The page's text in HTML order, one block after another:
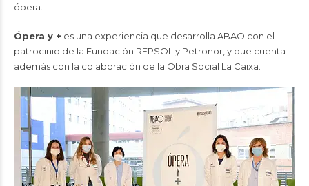
ópera.
Ópera y + es una experiencia que desarrolla ABAO con el
patrocinio de la Fundación REPSOL y Petronor, y que cuenta
además con la colaboración de la Obra Social La Caixa.